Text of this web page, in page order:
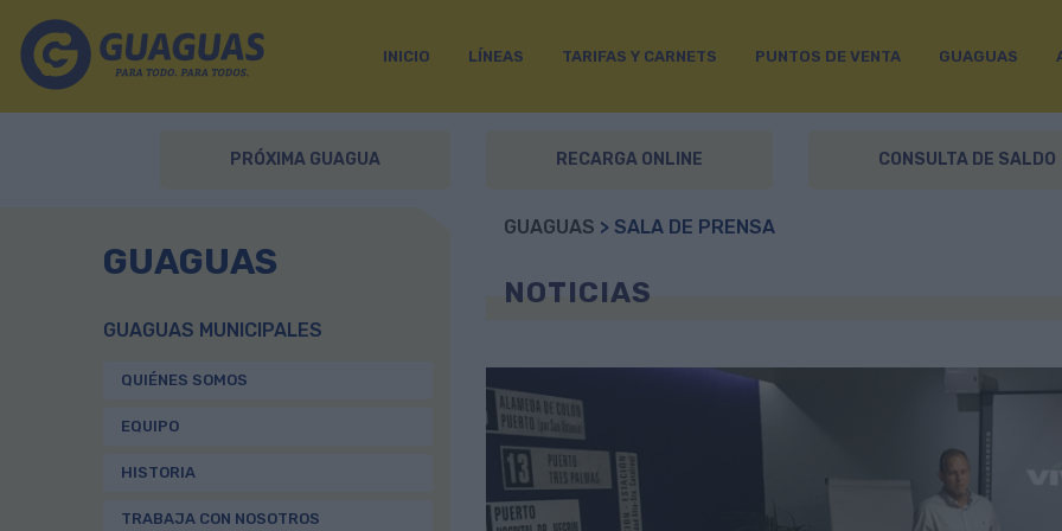
INICIO LÍNEAS TARIFAS Y CARNETS PUNTOS DE VENTA GUAGUAS
PRÓXIMA GUAGUA RECARGA ONLINE CONSULTA DE SALDO
GUAGUAS
GUAGUAS MUNICIPALES
QUIÉNES SOMOS
EQUIPO
HISTORIA
TRABAJA CON NOSOTROS
GUAGUAS > SALA DE PRENSA
NOTICIAS